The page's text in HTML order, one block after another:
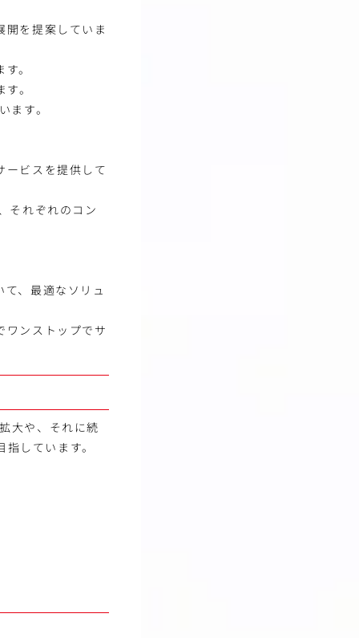
を提案していま
。
。
ます。
ービスを提供して
それぞれのコン
、最適なソリュ
ワンストップでサ
大や、それに続
しています。